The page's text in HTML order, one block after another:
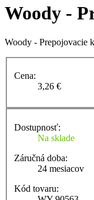
Woody -
Woody - Prepojovacie
Cena:
3,26 €
Dostupnosť:
Na sklade
Záručná doba:
24 mesiacov
Kód tovaru: